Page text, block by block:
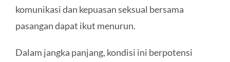
komunikasi dan kepuasan seksual bersama
pasangan dapat ikut menurun.
Dalam jangka panjang, kondisi ini berpotensi